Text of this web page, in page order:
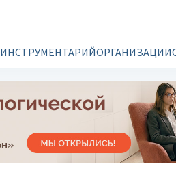
ИНСТРУМЕНТАРИЙОРГАНИЗАЦИИ